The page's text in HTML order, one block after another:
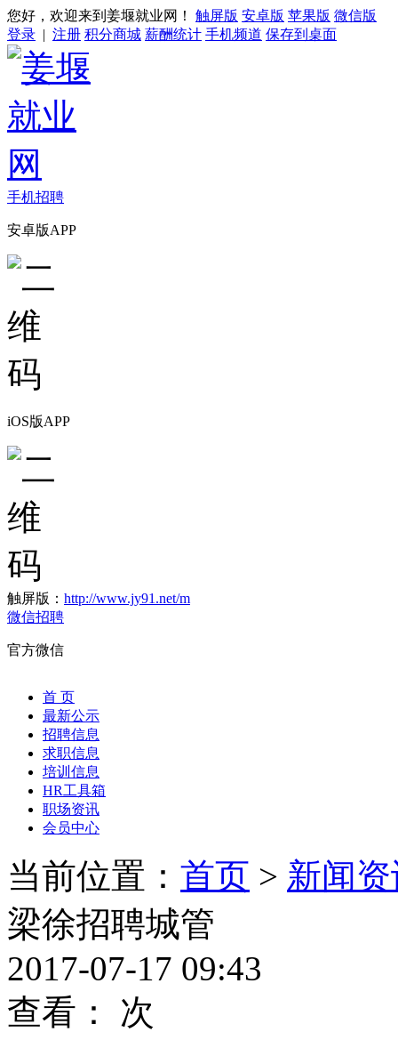
您好，欢迎来到姜堰就业网！ 触屏版 安卓版 苹果版 微信版
登录 | 注册 积分商城 薪酬统计 手机频道 保存到桌面
手机招聘
安卓版APP
iOS版APP
触屏版： http://www.jy91.net/m
微信招聘
官方微信
首 页
最新公示
招聘信息
求职信息
培训信息
HR工具箱
职场资讯
会员中心
当前位置： 首页 > 新闻
梁徐招聘城管
2017-07-17 09:43
查看：
次